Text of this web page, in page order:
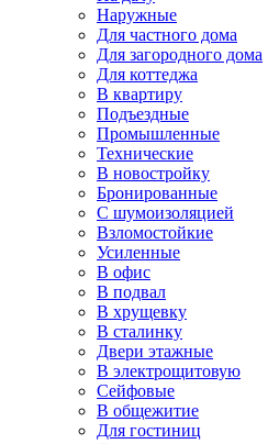
Наружные
Для частного дома
Для загородного дома
Для коттеджа
В квартиру
Подъездные
Промышленные
Технические
В новостройку
Бронированные
С шумоизоляцией
Взломостойкие
Усиленные
В офис
В подвал
В хрущевку
В сталинку
Двери этажные
В электрощитовую
Сейфовые
В общежитие
Для гостиниц